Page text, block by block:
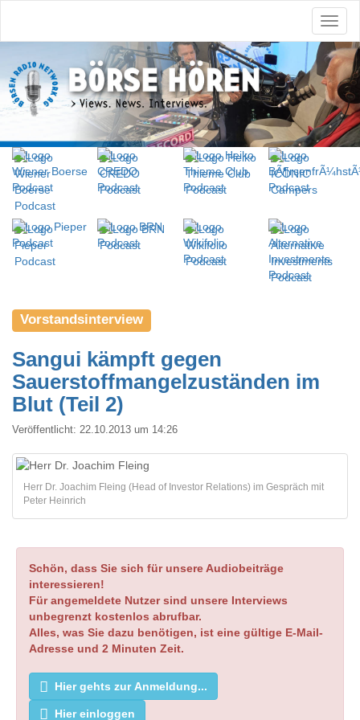
Vorstandsinterview
Sangui kämpft gegen
Sauerstoffmangelzuständen im
Blut (Teil 2)
Veröffentlicht: 22.10.2013 um 14:26
Herr Dr. Joachim Fleing (Head of Investor Relations) im Gespräch mit
Peter Heinrich
Schön, dass Sie sich für unsere Audiobeiträge
interessieren!
Für angemeldete Nutzer sind unsere Interviews
unbegrenzt kostenlos abrufbar.
Alles, was Sie dazu benötigen, ist eine gültige E-Mail-
Adresse und 2 Minuten Zeit.
Hier gehts zur Anmeldung...
Hier einloggen